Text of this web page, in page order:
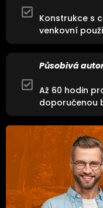
Konstrukce s
venkovní
Působivá
Až 60 hodin
doporučenou